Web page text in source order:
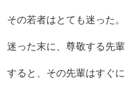
その若者はとても迷った。
迷った末に、尊敬する先輩
すると、その先輩はすぐに